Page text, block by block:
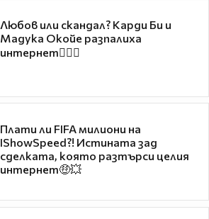
Любов или скандал? Карди Би и
Мадука Окойе разпалиха
интернет❤️‍🔥🔥
Плати ли FIFA милиони на
IShowSpeed?! Истината зад
сделката, която разтърси целия
интернет🤑💥